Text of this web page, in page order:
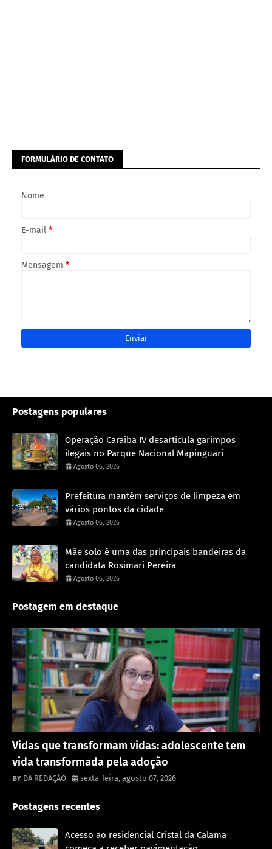
FORMULÁRIO DE CONTATO
Nome
E-mail *
Mensagem *
Postagens populares
Operação Caraíba IV desarticula garimpos
ilegais no Parque Nacional Mapinguari
Agosto 06, 2026
Prefeitura mantém serviços de limpeza em
vários pontos da cidade
Agosto 06, 2026
Mãe solo é uma das principais bandeiras da
candidata Rosimari Pereira
Agosto 06, 2026
Postagem em destaque
Vidas que transformam vidas: adolescente tem
vida transformada pela adoção
DA REDAÇÃO sexta-feira, agosto 07, 2026
Postagens recentes
Acesso ao residencial Cristal da Calama